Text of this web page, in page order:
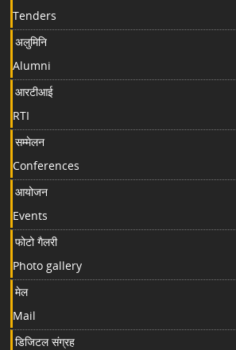
Tenders
अलुमिनि
Alumni
आरटीआई
RTI
सम्मेलन
Conferences
आयोजन
Events
फोटो गैलरी
Photo gallery
मेल
Mail
डिजिटल संग्रह